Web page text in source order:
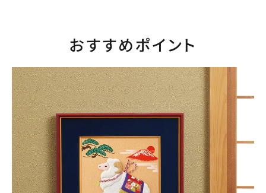
おすすめポイント